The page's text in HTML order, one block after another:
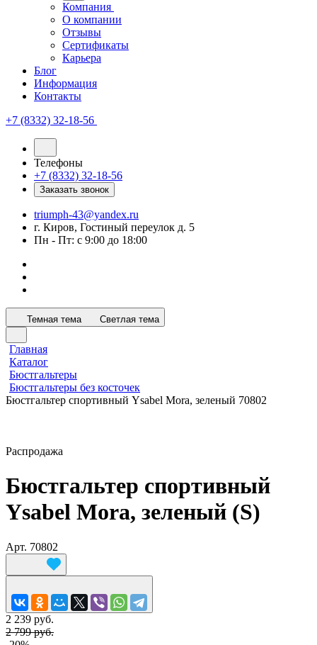
Компания
О компании
Отзывы
Сертификаты
Карьера
Блог
Информация
Контакты
+7 (8332) 32-18-56
Телефоны
+7 (8332) 32-18-56
Заказать звонок
triumph-43@yandex.ru
г. Киров, Гостиный переулок д. 5
Пн - Пт: с 9:00 до 18:00
Темная тема Светлая тема
Главная
Каталог
Бюстгальтеры
Бюстгальтеры без косточек
Бюстгальтер спортивный Ysabel Mora, зеленый 70802
Распродажа
Бюстгальтер спортивный
Ysabel Mora, зеленый (S)
Арт. 70802
2 239 руб.
2 799 руб.